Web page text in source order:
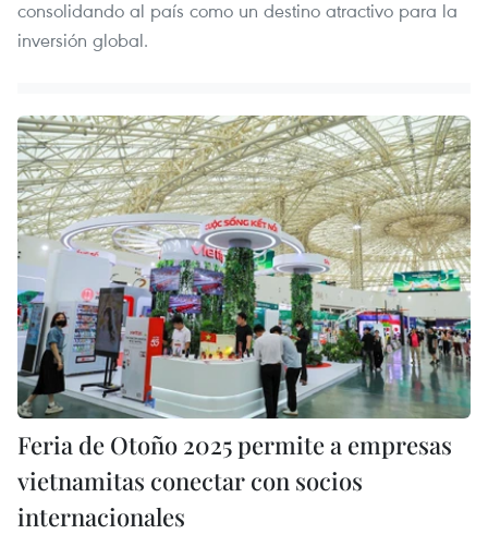
consolidando al país como un destino atractivo para la
inversión global.
Feria de Otoño 2025 permite a empresas
vietnamitas conectar con socios
internacionales